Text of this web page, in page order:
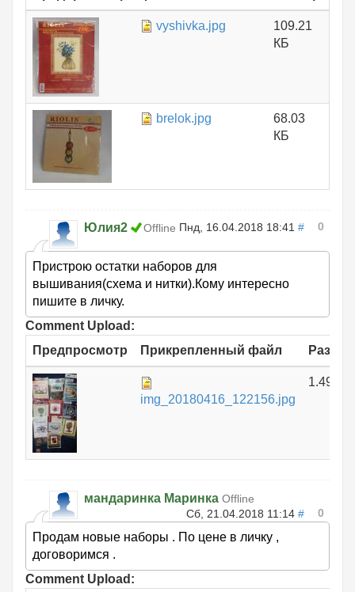
vyshivka.jpg
109.21
КБ
brelok.jpg
68.03
КБ
Юлия2 Offline Пнд, 16.04.2018 18:41 # 0
Пристрою остатки наборов для
вышивания(схема и нитки).Кому интересно
пишите в личку.
Comment Upload:
Предпросмотр
Прикрепленный файл Размер
img_20180416_122156.jpg
1.49 МБ
мандаринка Маринка Offline
Сб, 21.04.2018 11:14 # 0
Продам новые наборы . По цене в личку ,
договоримся .
Comment Upload: